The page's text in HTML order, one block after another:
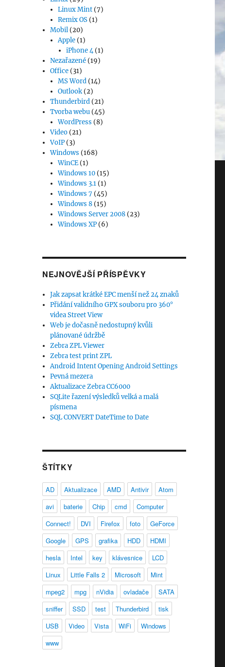
Linux Mint (7)
Remix OS (1)
Mobil (20)
Apple (1)
iPhone 4(1)
Nezařazené (19)
Office (31)
MS Word (14)
Outlook (2)
Thunderbird (21)
Tvorba webu (45)
WordPress (8)
Video (21)
VoIP (3)
Windows (168)
WinCE (1)
Windows 10 (15)
Windows 3.1 (1)
Windows 7 (45)
Windows 8 (15)
Windows Server 2008 (23)
Windows XP (6)
NEJNOVĚJŠÍ PŘÍSPĚVKY
Jak zapsat krátké EPC menší než 24 znaků
Přidání validního GPX souboru pro 360°
videa Street View
Web je dočasně nedostupný kvůli
plánované údržbě
Zebra ZPL Viewer
Zebra test print ZPL
Android Intent Opening Android Settings
Pevná mezera
Aktualizace Zebra CC6000
SQLite řazení výsledků velká a malá
písmena
SQL CONVERT DateTime to Date
ŠTÍTKY
AD Aktualizace AMD Antivir
Atom
avi
baterie Chip cmd
Computer
Connect!
DVI Firefox foto
GeForce
Google
GPS grafika HDD
HDMI
hesla
Intel key klávesnice
LCD
Linux
Little Falls 2 Microsoft
Mint
mpeg2
mpg nVidia ovladače
SATA
sniffer
SSD test Thunderbird
tisk
USB
Video Vista WiFi
Windows
www